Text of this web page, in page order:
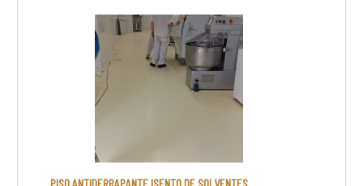
É ideal trabalhar com uma bona Aldeia da Serra
e regiãoPROCESSO DE A....